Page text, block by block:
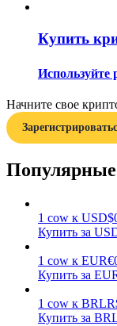
Гид
Руководство
Торговые
Купить
Начните свое
1 cow к USD$
Купить за
1 cow к EUR€
Купить за
1 cow к BRL
Купить за